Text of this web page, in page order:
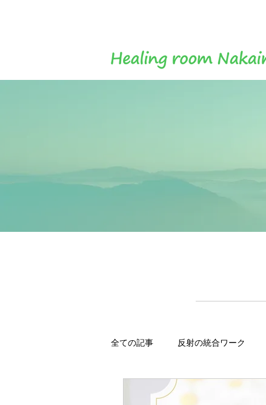
全ての記事 反射の統合ワーク
ワークショップ スクール